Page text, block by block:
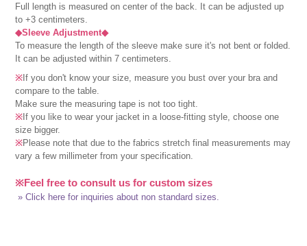
Full length is measured on center of the back. It can be adjusted up
to +3 centimeters.
◆Sleeve Adjustment◆
To measure the length of the sleeve make sure it's not bent or folded.
It can be adjusted within 7 centimeters.
※ If you don't know your size, measure you bust over your bra and
compare to the table.
Make sure the measuring tape is not too tight.
※ If you like to wear your jacket in a loose-fitting style, choose one
size bigger.
※Please note that due to the fabrics stretch final measurements may
vary a few millimeter from your specification.
※Feel free to consult us for custom sizes
» Click here for inquiries about non standard sizes.